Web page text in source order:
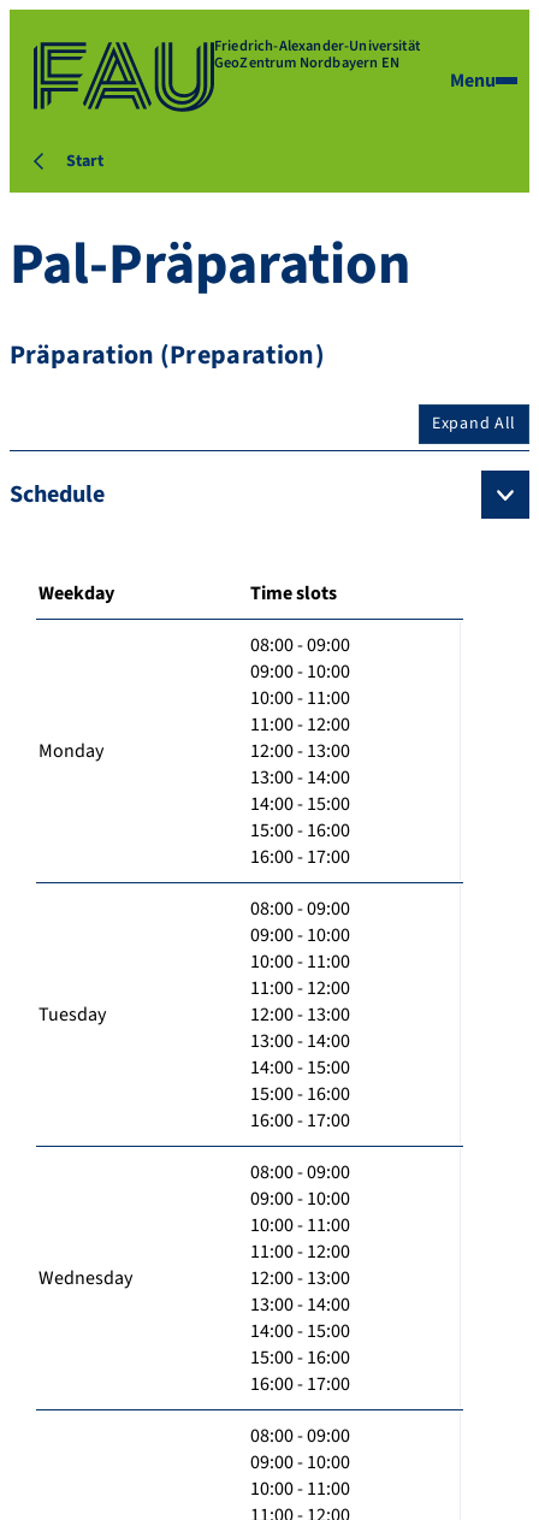
Friedrich-Alexander-Universität
GeoZentrum Nordbayern EN
Menu
Start
Pal-Präparation
Präparation (Preparation)
Expand All
Schedule
Weekday Time slots
Monday
08:00 - 09:00
09:00 - 10:00
10:00 - 11:00
11:00 - 12:00
12:00 - 13:00
13:00 - 14:00
14:00 - 15:00
15:00 - 16:00
16:00 - 17:00
Tuesday
08:00 - 09:00
09:00 - 10:00
10:00 - 11:00
11:00 - 12:00
12:00 - 13:00
13:00 - 14:00
14:00 - 15:00
15:00 - 16:00
16:00 - 17:00
Wednesday
08:00 - 09:00
09:00 - 10:00
10:00 - 11:00
11:00 - 12:00
12:00 - 13:00
13:00 - 14:00
14:00 - 15:00
15:00 - 16:00
16:00 - 17:00
08:00 - 09:00
09:00 - 10:00
10:00 - 11:00